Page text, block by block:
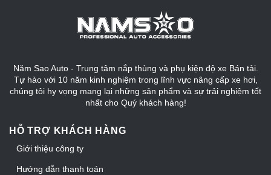
Năm Sao Auto - Trung tâm nắp thùng và phụ kiện độ xe Bán tải.
Tự hào với 10 năm kinh nghiệm trong lĩnh vực nâng cấp xe hơi,
chúng tôi hy vọng mang lại những sản phẩm và sự trải nghiệm tốt
nhất cho Quý khách hàng!
HỖ TRỢ KHÁCH HÀNG
Giới thiệu công ty
Hướng dẫn thanh toán